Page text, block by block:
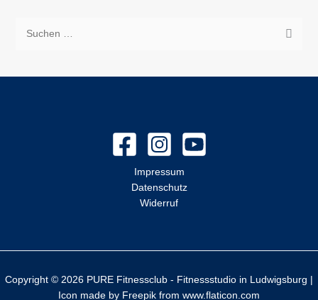
c
Impressum
Datenschutz
Widerruf
Copyright © 2026 PURE Fitnessclub - Fitnessstudio in Ludwigsburg |
Icon made by Freepik from www.flaticon.com